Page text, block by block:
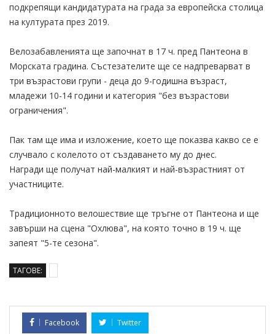
подкрепящи кандидатурата на града за европейска столица
на културата през 2019.
Велозабавленията ще започнат в 17 ч. пред Пантеона в
Морската градина. Състезателите ще се надпреварват в
три възрастови групи - деца до 9-годишна възраст,
младежи 10-14 години и категория "без възрастови
ограничения".
Пак там ще има и изложение, което ще показва какво се е
случвало с колелото от създаването му до днес.
Награди ще получат най-малкият и най-възрастният от
участниците.
Традиционното велошествие ще тръгне от Пантеона и ще
завърши на сцена "Охлюва", на която точно в 19 ч. ще
запеят "5-те сезона".
ТАГОВЕ:
Facebook Twitter